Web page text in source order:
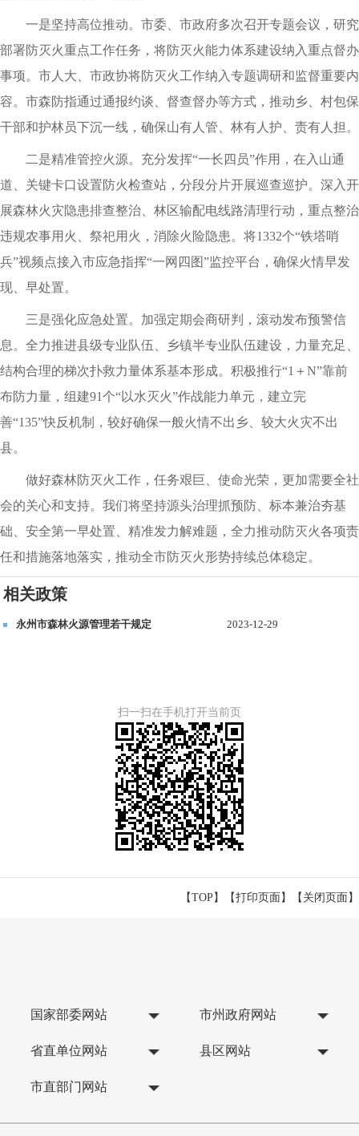
一是坚持高位推动。市委、市政府多次召开专题会议，研究
部署防灭火重点工作任务，将防灭火能力体系建设纳入重点督办
事项。市人大、市政协将防灭火工作纳入专题调研和监督重要内
容。市森防指通过通报约谈、督查督办等方式，推动乡、村包保
干部和护林员下沉一线，确保山有人管、林有人护、责有人担。
二是精准管控火源。充分发挥“一长四员”作用，在入山通
道、关键卡口设置防火检查站，分段分片开展巡查巡护。深入开
展森林火灾隐患排查整治、林区输配电线路清理行动，重点整治
违规农事用火、祭祀用火，消除火险隐患。将1332个“铁塔哨
兵”视频点接入市应急指挥“一网四图”监控平台，确保火情早发
现、早处置。
三是强化应急处置。加强定期会商研判，滚动发布预警信
息。全力推进县级专业队伍、乡镇半专业队伍建设，力量充足、
结构合理的梯次扑救力量体系基本形成。积极推行“1＋N”靠前
布防力量，组建91个“以水灭火”作战能力单元，建立完
善“135”快反机制，较好确保一般火情不出乡、较大火灾不出
县。
做好森林防灭火工作，任务艰巨、使命光荣，更加需要全社
会的关心和支持。我们将坚持源头治理抓预防、标本兼治夯基
础、安全第一早处置、精准发力解难题，全力推动防灭火各项责
任和措施落地落实，推动全市防灭火形势持续总体稳定。
相关政策
永州市森林火源管理若干规定 2023-12-29
扫一扫在手机打开当前页
【TOP】 【打印页面】【 关闭页面】
国家部委网站 市州政府网站
省直单位网站 县区网站
市直部门网站